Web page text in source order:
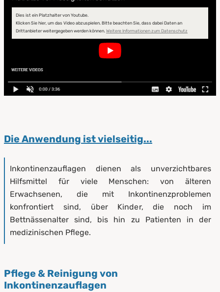
Dies ist ein Platzhalter von Youtube.
Klicken Sie hier, um das Video abzuspielen. Bitte beachten Sie, dass dabei Daten an
Drittanbieter weitergegeben werden können. Weitere Informationen zum Datenschutz
Die Anwendung ist vielseitig...
Inkontinenzauflagen dienen als unverzichtbares
Hilfsmittel für viele Menschen: von älteren
Erwachsenen, die mit Inkontinenzproblemen
konfrontiert sind, über Kinder, die noch im
Bettnässenalter sind, bis hin zu Patienten in der
medizinischen Pflege.
Pflege & Reinigung von
Inkontinenzauflagen